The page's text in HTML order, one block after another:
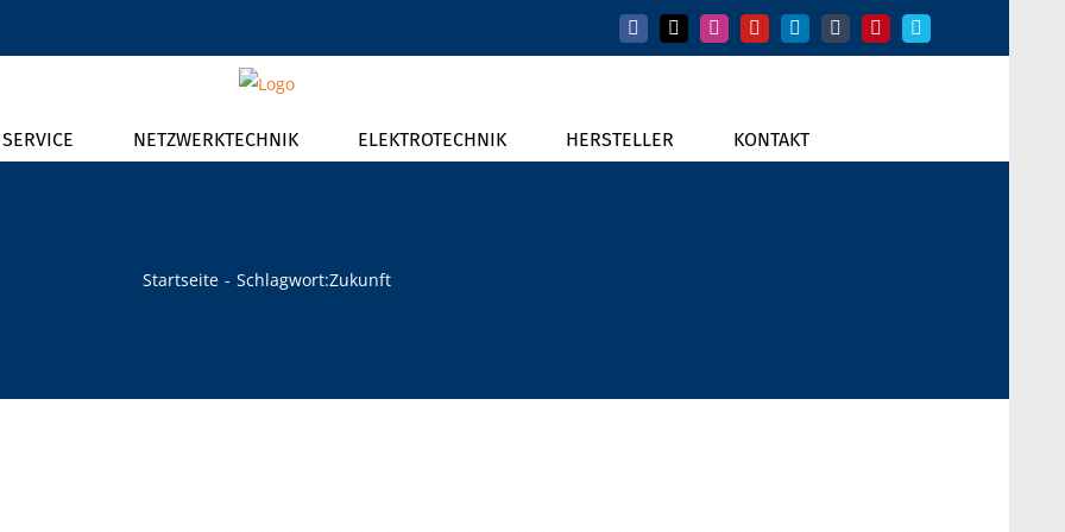
Facebook
X InstagramYouTubeLinkedIn
TumblrPinterestVimeo
NETZWERKTECHNIK ELEKTROTECHNIK HERSTELLER KONTAKT
Startseite Schlagwort:Zukunft